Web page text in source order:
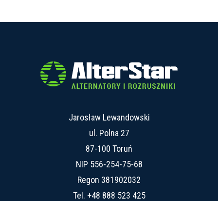
Jarosław Lewandowski
ul. Polna 27
87-100 Toruń
NIP 556-254-75-68
Regon 381902032
Tel. +48 888 523 425